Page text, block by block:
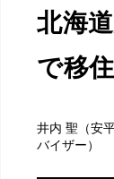
北海
で移
井内 聖（安
バイザー）